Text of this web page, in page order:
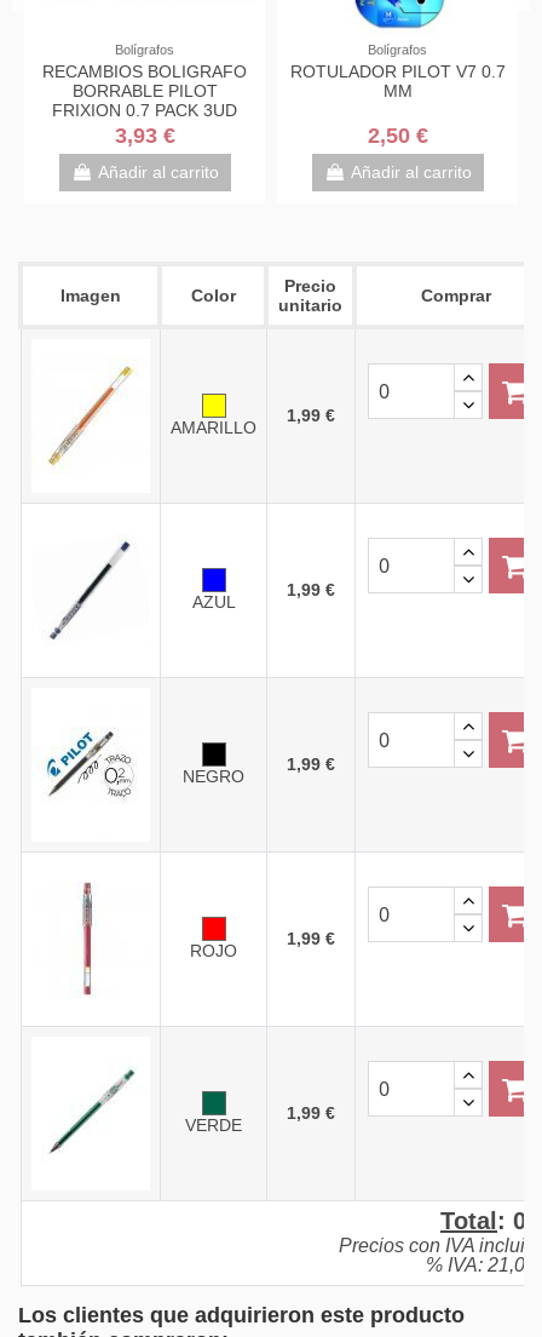
PILOT V7 0.7
al carrito
ROTULADOR PILOT V7-
Imagen Color
Precio
unitario
Comprar
AMARILLO
1,99 €
AZUL
1,99 €
NEGRO
1,99 €
ROJO
1,99 €
VERDE
1,99 €
Total :
Precios con IVA
% IVA:
Los clientes que adquirieron este producto